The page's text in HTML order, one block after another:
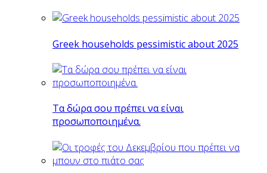
Greek households pessimistic about 2025
Tα δώρα σου πρέπει να είναι
προσωποποιημένα.